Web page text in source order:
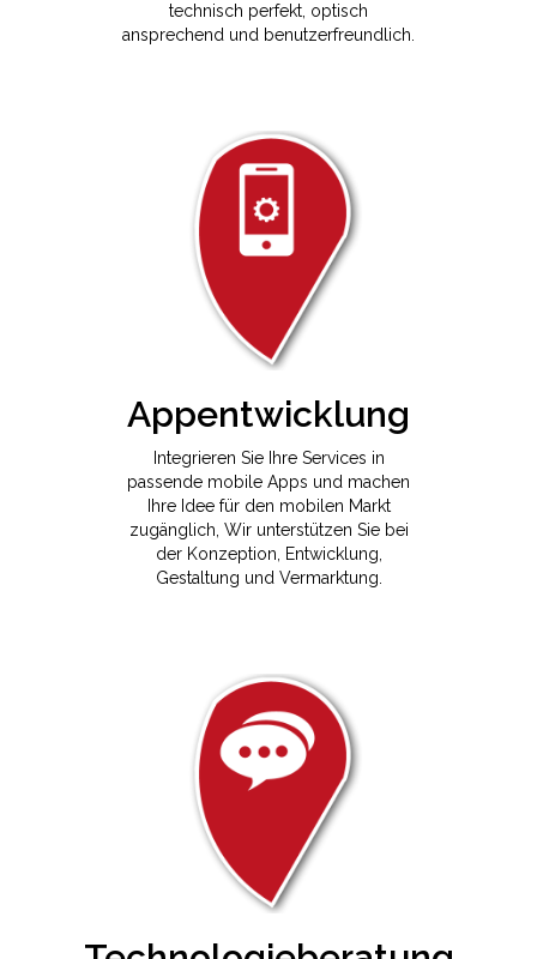
technisch perfekt, optisch
ansprechend und benutzerfreundlich.
Appentwicklung
Integrieren Sie Ihre Services in
passende mobile Apps und machen
Ihre Idee für den mobilen Markt
zugänglich, Wir unterstützen Sie bei
der Konzeption, Entwicklung,
Gestaltung und Vermarktung.